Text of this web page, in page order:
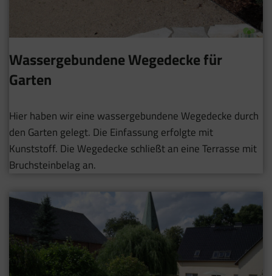
Wassergebundene Wegedecke für
Garten
Hier haben wir eine wassergebundene Wegedecke durch
den Garten gelegt. Die Einfassung erfolgte mit
Kunststoff. Die Wegedecke schließt an eine Terrasse mit
Bruchsteinbelag an.